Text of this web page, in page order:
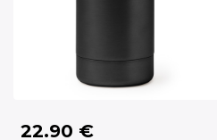
22.90 €